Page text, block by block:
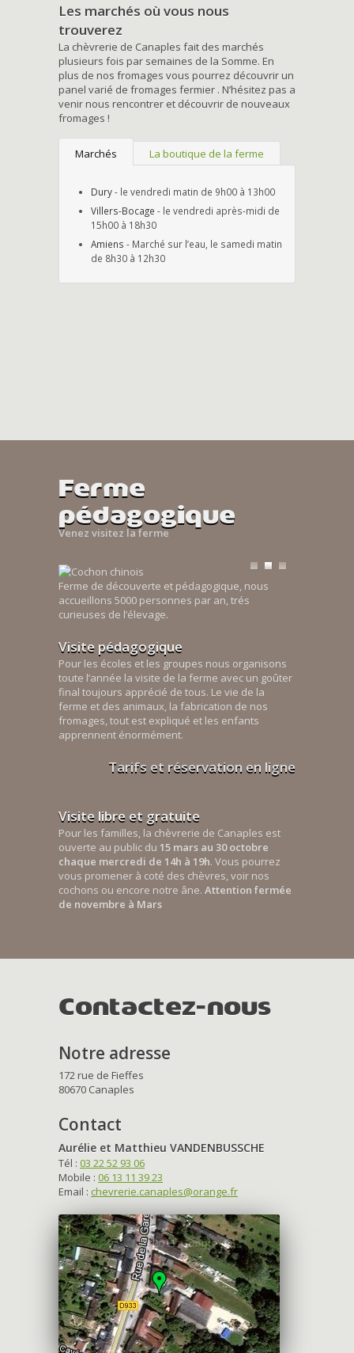
Les marchés où vous nous
trouverez
La chèvrerie de Canaples fait des marchés
plusieurs fois par semaines de la Somme. En
plus de nos fromages vous pourrez découvrir un
panel varié de fromages fermier . N’hésitez pas a
venir nous rencontrer et découvrir de nouveaux
fromages !
Marchés La boutique de la ferme
Dury- le vendredi matin de 9h00 à 13h00
Villers-Bocage - le vendredi après-midi de
15h00 à 18h30
Amiens - Marché sur l’eau, le samedi matin
de 8h30 à 12h30
Ferme
pédagogique
Venez visitez la ferme
Ferme de découverte et pédagogique, nous
accueillons 5000 personnes par an, trés
curieuses de l’élevage.
Visite pédagogique
Pour les écoles et les groupes nous organisons
toute l’année la visite de la ferme avec un goûter
final toujours apprécié de tous. Le vie de la
ferme et des animaux, la fabrication de nos
fromages, tout est expliqué et les enfants
apprennent énormément.
Tarifs et réservation en ligne
Visite libre et gratuite
Pour les familles, la chèvrerie de Canaples est
ouverte au public du 15 mars au 30 octobre
chaque mercredi de 14h à 19h. Vous pourrez
vous promener à coté des chèvres, voir nos
cochons ou encore notre âne. Attention fermée
de novembre à Mars
Contactez-nous
Notre adresse
172 rue de Fieffes
80670 Canaples
Contact
Aurélie et Matthieu VANDENBUSSCHE
Tél : 03 22 52 93 06
Mobile : 06 13 11 39 23
Email : chevrerie.canaples@orange.fr